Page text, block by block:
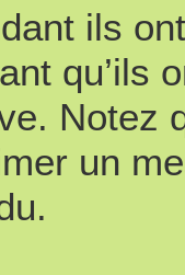
ils
qu’ils
Notez
un